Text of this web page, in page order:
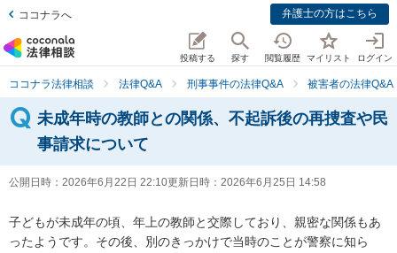
ココナラへ 弁護士の方はこちら
投稿する 探す 閲覧履歴 マイリスト ログイン
ココナラ法律相談 法律Q&A 刑事事件の法律Q&A 被害者の法律Q&A
未成年時の教師との関係、不起訴後の再捜査や民
事請求について
公開日時： 2026年6月22日 22:10更新日時： 2026年6月25日 14:58
子どもが未成年の頃、年上の教師と交際しており、親密な関係もあ
ったようです。その後、別のきっかけで当時のことが警察に知ら